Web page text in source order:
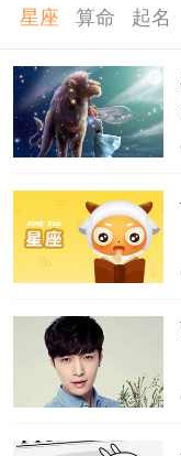
星座 算命 起名